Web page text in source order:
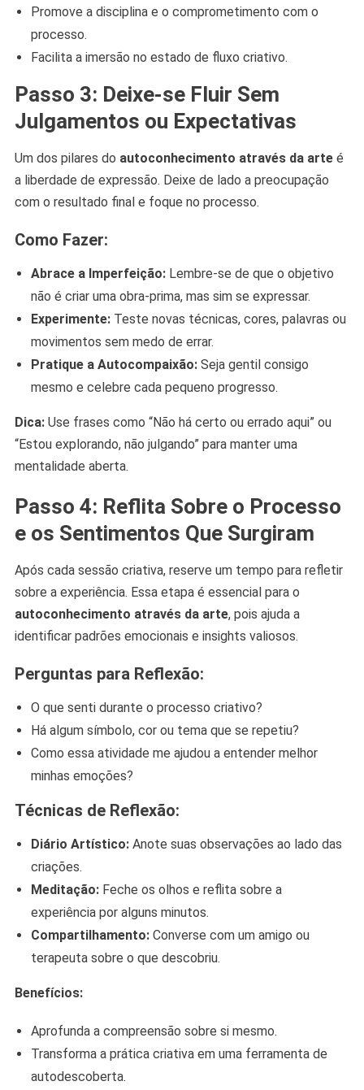
Promove a disciplina e o comprometimento com o
processo.
Facilita a imersão no estado de fluxo criativo.
Passo 3: Deixe-se Fluir Sem
Julgamentos ou Expectativas
Um dos pilares do autoconhecimento através da arteé
a liberdade de expressão. Deixe de lado a preocupação
com o resultado final e foque no processo.
Como Fazer:
Abrace a Imperfeição:Lembre-se de que o objetivo
não é criar uma obra-prima, mas sim se expressar.
Experimente:Teste novas técnicas, cores, palavras ou
movimentos sem medo de errar.
Pratique a Autocompaixão:Seja gentil consigo
mesmo e celebre cada pequeno progresso.
Dica:Use frases como “Não há certo ou errado aqui” ou
“Estou explorando, não julgando” para manter uma
mentalidade aberta.
Passo 4: Reflita Sobre o Processo
e os Sentimentos Que Surgiram
Após cada sessão criativa, reserve um tempo para refletir
sobre a experiência. Essa etapa é essencial para o
autoconhecimento através da arte, pois ajuda a
identificar padrões emocionais e insights valiosos.
Perguntas para Reflexão:
O que senti durante o processo criativo?
Há algum símbolo, cor ou tema que se repetiu?
Como essa atividade me ajudou a entender melhor
minhas emoções?
Técnicas de Reflexão:
Diário Artístico:Anote suas observações ao lado das
criações.
Meditação:Feche os olhos e reflita sobre a
experiência por alguns minutos.
Compartilhamento:Converse com um amigo ou
terapeuta sobre o que descobriu.
Benefícios:
Aprofunda a compreensão sobre si mesmo.
Transforma a prática criativa em uma ferramenta de
autodescoberta.